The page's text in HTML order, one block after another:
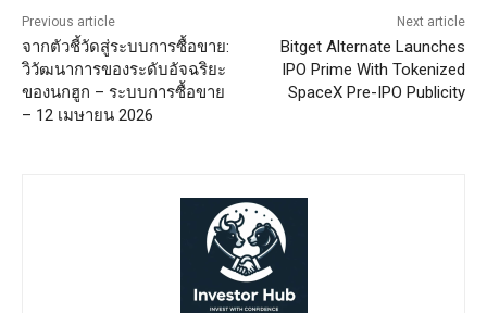
Previous article
จากตัวชี้วัดสู่ระบบการซื้อขาย:
วิวัฒนาการของระดับอัจฉริยะ
ของนกฮูก – ระบบการซื้อขาย
– 12 เมษายน 2026
Next article
Bitget Alternate Launches
IPO Prime With Tokenized
SpaceX Pre-IPO Publicity